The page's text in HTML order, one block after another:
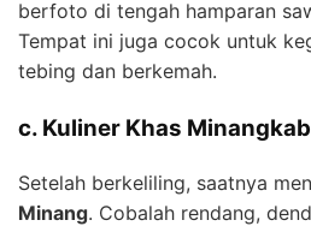
berfoto di tengah hamparan
Tempat ini juga cocok untuk
tebing dan berkemah.
c. Kuliner Khas
Setelah berkeliling, saatnya
Minang. Cobalah rendang,